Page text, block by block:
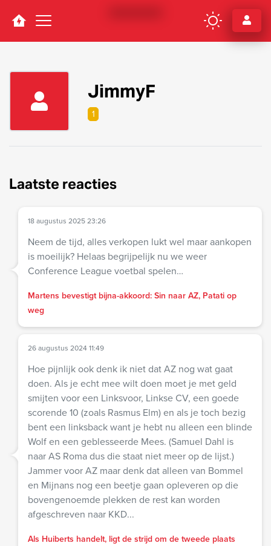
Navigation
JimmyF
1
Laatste reacties
18 augustus 2025 23:26
Neem de tijd, alles verkopen lukt wel maar aankopen
is moeilijk? Helaas begrijpelijk nu we weer
Conference League voetbal spelen…
Martens bevestigt bijna-akkoord: Sin naar AZ, Patati op
weg
26 augustus 2024 11:49
Hoe pijnlijk ook denk ik niet dat AZ nog wat gaat
doen. Als je echt mee wilt doen moet je met geld
smijten voor een Linksvoor, Linkse CV, een goede
scorende 10 (zoals Rasmus Elm) en als je toch bezig
bent een linksback want je hebt nu alleen een blinde
Wolf en een geblesseerde Mees. (Samuel Dahl is
naar AS Roma dus die staat niet meer op de lijst.)
Jammer voor AZ maar denk dat alleen van Bommel
en Mijnans nog een beetje gaan opleveren op die
bovengenoemde plekken de rest kan worden
afgeschreven naar KKD...
Als Huiberts handelt, ligt de strijd om de tweede plaats